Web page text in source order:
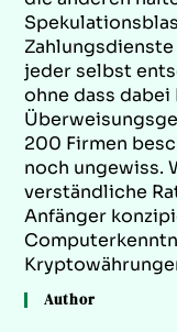
jeder selbst
ohne dass
200 Firmen
noch ungewiss.
verständliche
Anfänger
Author